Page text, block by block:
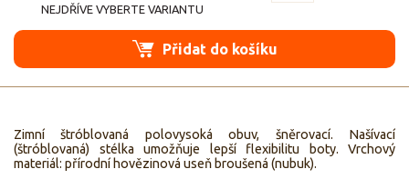
NEJDŘÍVE VYBERTE VARIANTU
Přidat do košíku
Zimní štróblovaná polovysoká obuv, šněrovací. Našívací
(štróblovaná) stélka umožňuje lepší flexibilitu boty. Vrchový
materiál: přírodní hovězinová useň broušená (nubuk).